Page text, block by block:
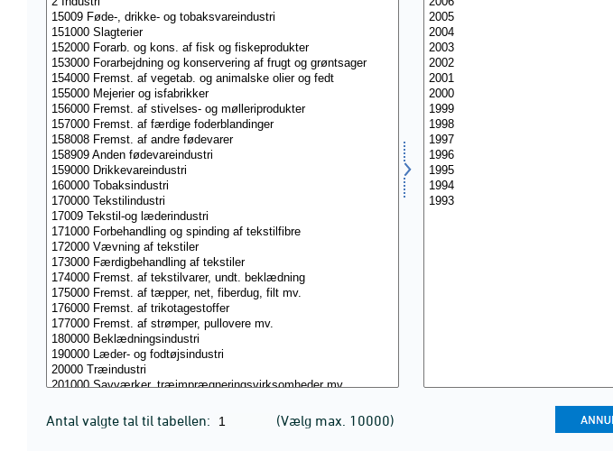
Antal valgte tal til tabellen: (Vælg max. 10000)